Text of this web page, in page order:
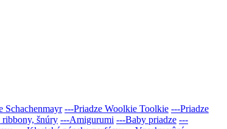
Schachenmayr ---Priadze Woolkie Toolkie ---Priadze
ribbony, šnúry ---Amigurumi ---Baby priadze ---